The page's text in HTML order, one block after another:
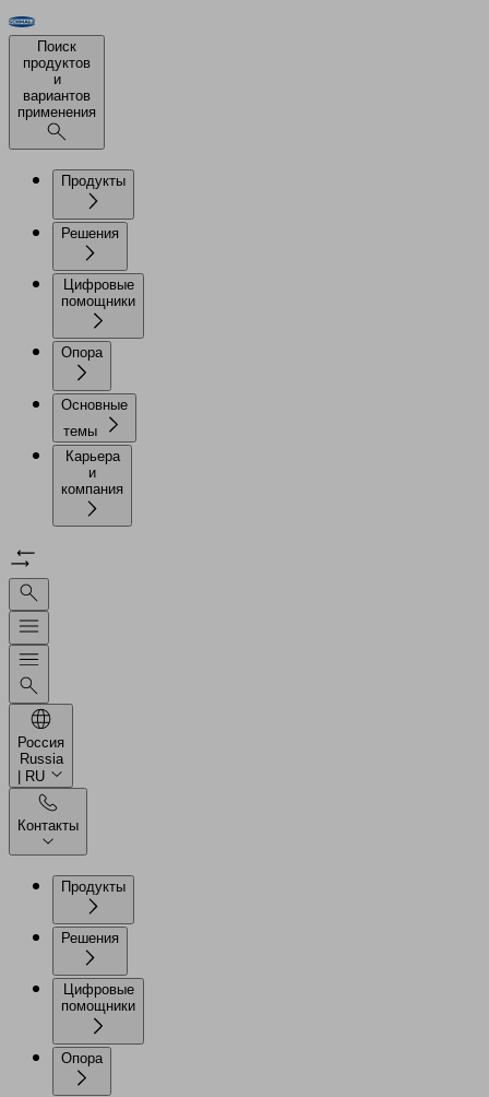
Поиск
продуктов
и
вариантов
применения
Продукты
Решения
Цифровые
помощники
Опора
Основные
темы
Карьера
и
компания
Россия
Russia
| RU
Контакты
Продукты
Решения
Цифровые
помощники
Опора